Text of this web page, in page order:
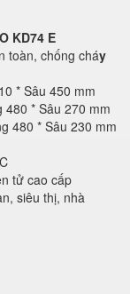
KD74 E
toàn, chống cháy
* Sâu 450 mm
* Sâu 270 mm
480 * Sâu 230 mm
tử cao cấp
siêu thị, nhà